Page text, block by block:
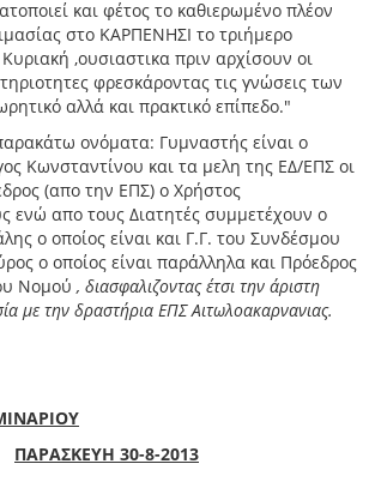
και φέτος το καθιερωμένο πλέον
στο ΚΑΡΠΕΝΗΣΙ το τριήμερο
,ουσιαστικα πριν αρχίσουν οι
φρεσκάροντας τις γνώσεις των
αλλά και πρακτικό επίπεδο."
ονόματα: Γυμναστής είναι ο
Κωνσταντίνου και τα μελη της ΕΔ/ΕΠΣ οι
(απο την ΕΠΣ) ο Χρήστος
ενώ απο τους Διατητές συμμετέχουν ο
ο οποίος είναι και Γ.Γ. του Συνδέσμου
ο οποίος είναι παράλληλα και Πρόεδρος
Νομού , διασφαλιζοντας έτσι την άριστη
με την δραστήρια ΕΠΣ Αιτωλοακαρνανιας.
ΠΑΡΑΣΚΕΥΗ 30-8-2013